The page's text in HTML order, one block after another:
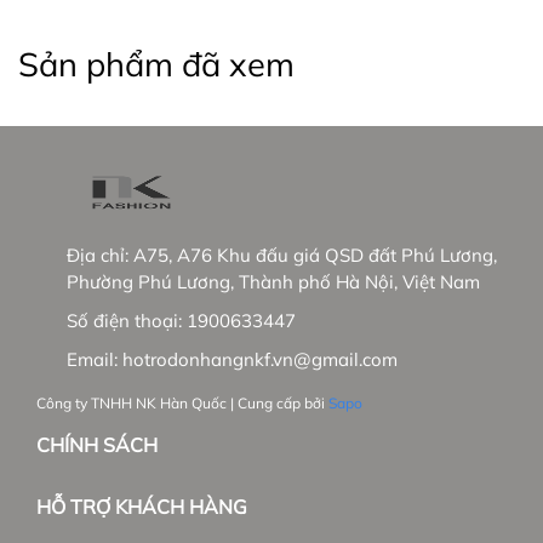
#somingantay #somicongso #aococtaynu
#sominucongso #aosomivaihanquoc
#aosomicaocap #aomoi #aosomink #sominugiare
#sominuhanquoc #somitayngan #somiunisex
#somicoctaynu #somidep #sominudep
#somitayngan #somitrang #somiformrong
Sản phẩm đã xem
Địa chỉ: A75, A76 Khu đấu giá QSD đất Phú Lương,
Phường Phú Lương, Thành phố Hà Nội, Việt Nam
Số điện thoại: 1900633447
Email: hotrodonhangnkf.vn@gmail.com
Công ty TNHH NK Hàn Quốc | Cung cấp bởi Sapo
CHÍNH SÁCH
HỖ TRỢ KHÁCH HÀNG